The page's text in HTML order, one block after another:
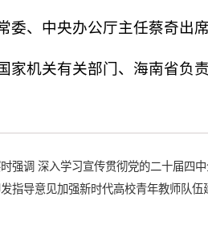
委、中央办公厅主任蔡奇出席
家机关有关部门、海南省负
时强调 深入学习宣传贯彻党的二十届四
指导意见加强新时代高校青年教师队伍